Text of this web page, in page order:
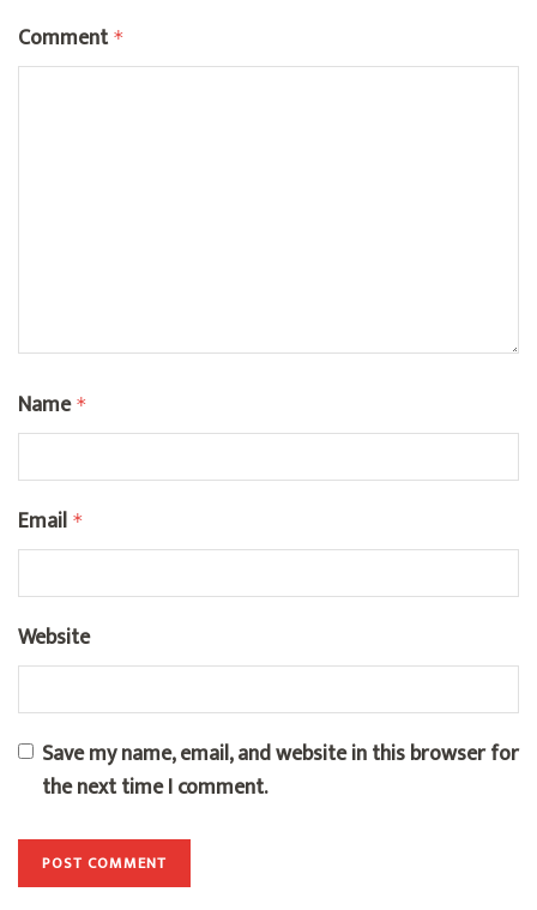
Comment *
Name *
Email *
Website
Save my name, email, and website in this browser for
the next time I comment.